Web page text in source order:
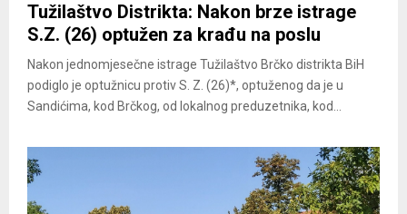
Tužilaštvo Distrikta: Nakon brze istrage
S.Z. (26) optužen za krađu na poslu
Nakon jednomjesečne istrage Tužilaštvo Brčko distrikta BiH
podiglo je optužnicu protiv S. Z. (26)*, optuženog da je u
Sandićima, kod Brčkog, od lokalnog preduzetnika, kod...